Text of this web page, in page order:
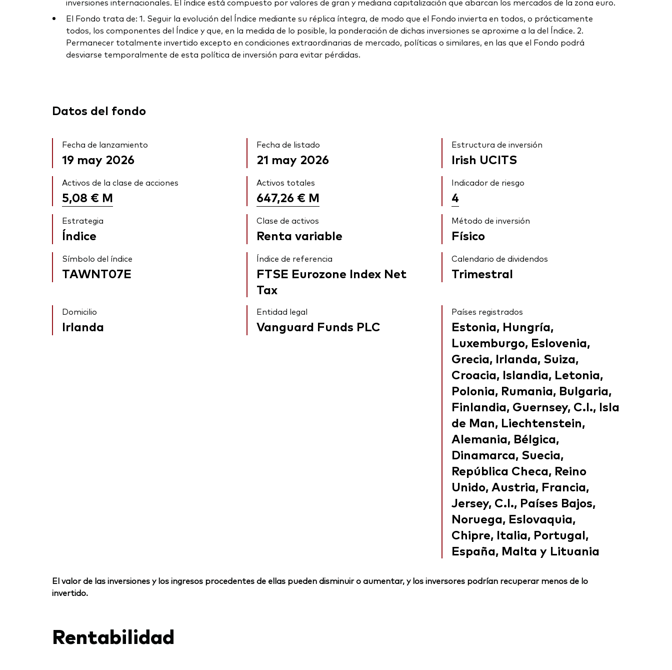
El Fondo trata de: 1. Seguir la evolución del Índice mediante su réplica íntegra, de modo que el Fondo invierta en todos, o prácticamente
todos, los componentes del Índice y que, en la medida de lo posible, la ponderación de dichas inversiones se aproxime a la del Índice. 2.
Permanecer totalmente invertido excepto en condiciones extraordinarias de mercado, políticas o similares, en las que el Fondo podrá
desviarse temporalmente de esta política de inversión para evitar pérdidas.
Datos del fondo
Fecha de lanzamiento
19 may 2026
Fecha de listado
21 may 2026
Estructura de inversión
Irish UCITS
Activos de la clase de acciones
5,08 € M
Activos totales
647,26 € M
Indicador de riesgo
4
Estrategia
Índice
Clase de activos
Renta variable
Método de inversión
Físico
Símbolo del índice
TAWNT07E
Índice de referencia
FTSE Eurozone Index Net
Tax
Calendario de dividendos
Trimestral
Domicilio
Irlanda
Entidad legal
Vanguard Funds PLC
Países registrados
Estonia, Hungría,
Luxemburgo, Eslovenia,
Grecia, Irlanda, Suiza,
Croacia, Islandia, Letonia,
Polonia, Rumania, Bulgaria,
Finlandia, Guernsey, C.I., Isla
de Man, Liechtenstein,
Alemania, Bélgica,
Dinamarca, Suecia,
República Checa, Reino
Unido, Austria, Francia,
Jersey, C.I., Países Bajos,
Noruega, Eslovaquia,
Chipre, Italia, Portugal,
España, Malta y Lituania
El valor de las inversiones y los ingresos procedentes de ellas pueden disminuir o aumentar, y los inversores podrían recuperar menos de lo
invertido.
Rentabilidad